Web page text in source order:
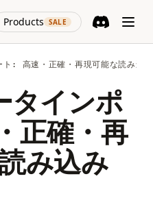
Products SALE
(opens in a
ト: 高速・正確・再現可能な読み込み
タインポ
正確・再
み込み